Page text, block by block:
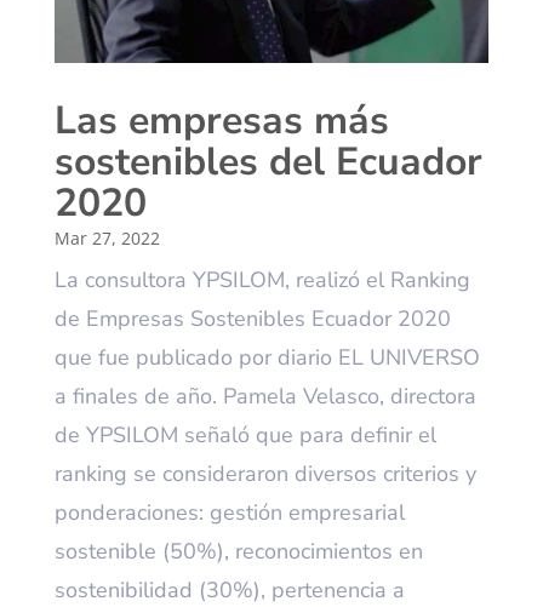
Las empresas más
sostenibles del Ecuador
2020
Mar 27, 2022
La consultora YPSILOM, realizó el Ranking
de Empresas Sostenibles Ecuador 2020
que fue publicado por diario EL UNIVERSO
a finales de año. Pamela Velasco, directora
de YPSILOM señaló que para definir el
ranking se consideraron diversos criterios y
ponderaciones: gestión empresarial
sostenible (50%), reconocimientos en
sostenibilidad (30%), pertenencia a